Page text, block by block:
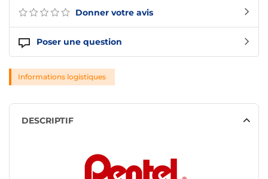
Donner votre avis
Poser une question
Informations logistiques
DESCRIPTIF